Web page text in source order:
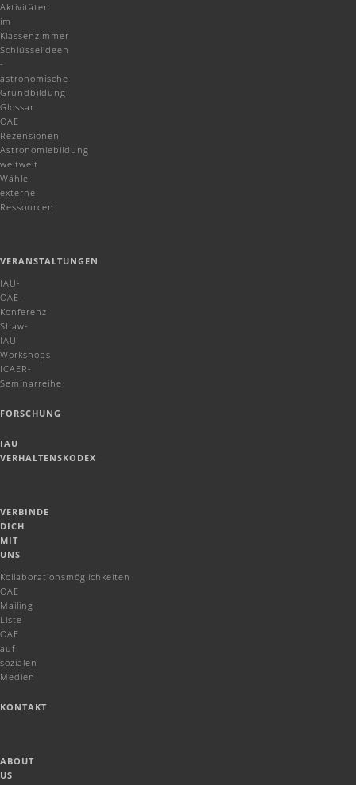
Aktivitäten
im
Klassenzimmer
Schlüsselideen
-
astronomische
Grundbildung
Glossar
OAE
Rezensionen
Astronomiebildung
weltweit
Wähle
externe
Ressourcen
VERANSTALTUNGEN
IAU-
OAE-
Konferenz
Shaw-
IAU
Workshops
ICAER-
Seminarreihe
FORSCHUNG
IAU
VERHALTENSKODEX
VERBINDE
DICH
MIT
UNS
Kollaborationsmöglichkeiten
OAE
Mailing-
Liste
OAE
auf
sozialen
Medien
KONTAKT
ABOUT
US